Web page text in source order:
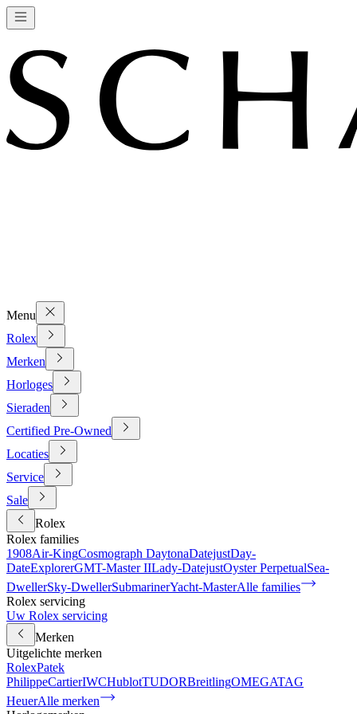
Menu
Rolex
Merken
Horloges
Sieraden
Certified Pre-Owned
Locaties
Service
Sale
Rolex
Rolex families
1908Air-KingCosmograph DaytonaDatejustDay-
DateExplorerGMT-Master IILady-DatejustOyster PerpetualSea-
DwellerSky-DwellerSubmarinerYacht-MasterAlle families
Rolex servicing
Uw Rolex servicing
Merken
Uitgelichte merken
RolexPatek
PhilippeCartierIWCHublotTUDORBreitlingOMEGATAG
HeuerAlle merken